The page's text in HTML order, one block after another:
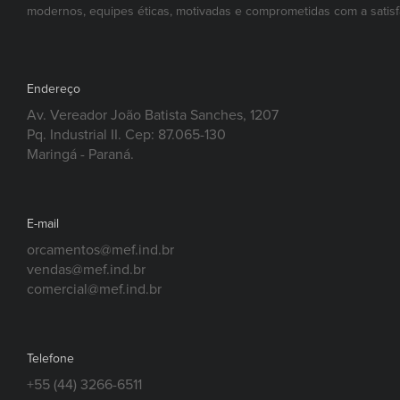
modernos, equipes éticas, motivadas e comprometidas com a
Endereço
Av. Vereador João Batista Sanches, 1207
Pq. Industrial II. Cep: 87.065-130
Maringá - Paraná.
E-mail
orcamentos@mef.ind.br
vendas@mef.ind.br
comercial@mef.ind.br
Telefone
+55 (44) 3266-6511